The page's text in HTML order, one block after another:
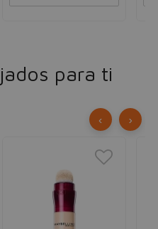
para ti
‹ ›